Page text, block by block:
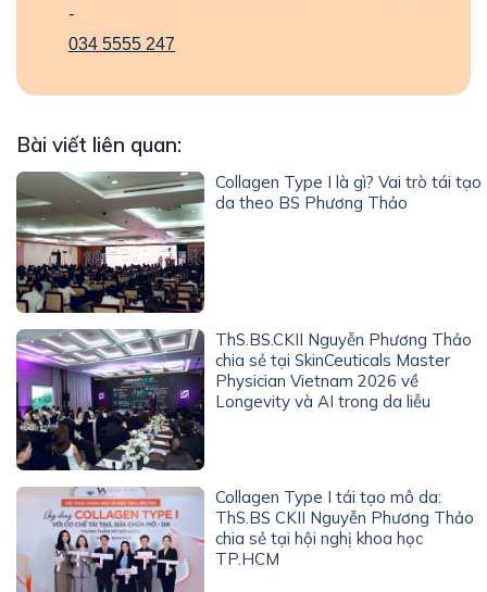
-
034 5555 247
Bài viết liên quan:
Collagen Type I là gì? Vai trò tái tạo
da theo BS Phương Thảo
ThS.BS.CKII Nguyễn Phương Thảo
chia sẻ tại SkinCeuticals Master
Physician Vietnam 2026 về
Longevity và AI trong da liễu
Collagen Type I tái tạo mô da:
ThS.BS CKII Nguyễn Phương Thảo
chia sẻ tại hội nghị khoa học
TP.HCM